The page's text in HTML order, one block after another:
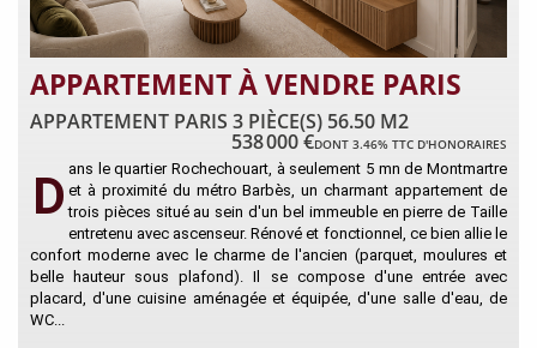
APPARTEMENT À VENDRE PARIS
APPARTEMENT PARIS 3 PIÈCE(S) 56.50 M2
538 000 €DONT 3.46% TTC D'HONORAIRES
D ans le quartier Rochechouart, à seulement 5 mn de Montmartre
et à proximité du métro Barbès, un charmant appartement de
trois pièces situé au sein d'un bel immeuble en pierre de Taille
entretenu avec ascenseur. Rénové et fonctionnel, ce bien allie le
confort moderne avec le charme de l'ancien (parquet, moulures et
belle hauteur sous plafond). Il se compose d'une entrée avec
placard, d'une cuisine aménagée et équipée, d'une salle d'eau, de
WC...